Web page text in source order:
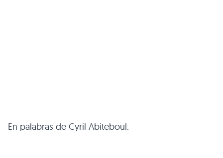
En palabras de Cyril Abiteboul: